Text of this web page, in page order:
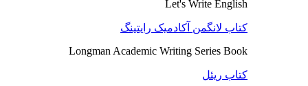
Let's Write English
کتاب لانگمن آکادمیک رایتینگ
Longman Academic Writing Series Book
کتاب ریئل